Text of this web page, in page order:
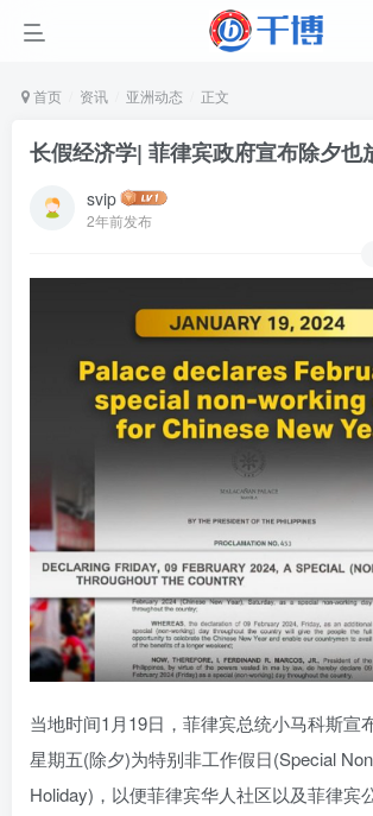
首页 资讯 亚洲动态 正文
长假经济学| 菲律宾政府宣布除夕也
svip
2年前发布
当地时间1月19日，菲律宾总统小马科斯宣
星期五(除夕)为特别非工作假日(Special
Holiday)，以便菲律宾华人社区以及菲律宾